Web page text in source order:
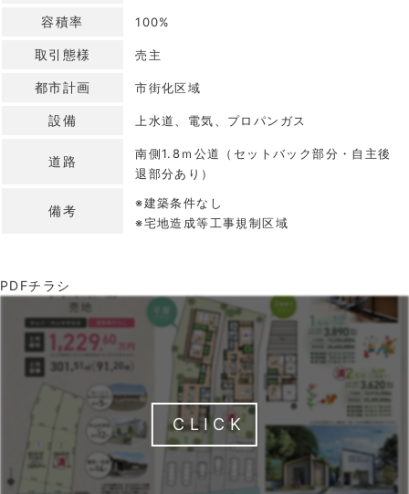
容積率 100%
取引態様 売主
都市計画 市街化区域
設備 上水道、電気、プロパンガス
道路
南側1.8ｍ公道（セットバック部分・自主後
退部分あり）
備考
※建築条件なし
※宅地造成等工事規制区域
PDFチラシ
CLICK